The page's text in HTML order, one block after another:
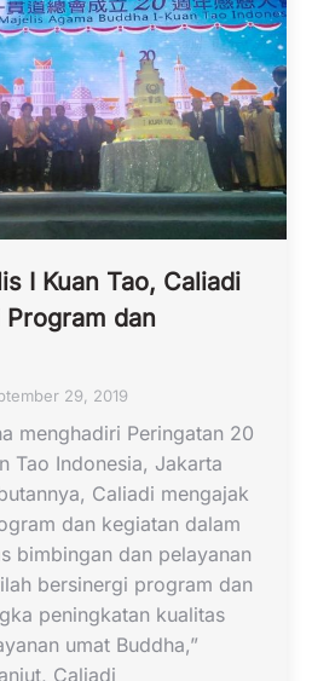
I Kuan Tao, Caliadi
dan
29, 2019
menghadiri Peringatan 20
Tao Indonesia, Jakarta
Caliadi mengajak
dan kegiatan dalam
bimbingan dan pelayanan
bersinergi program dan
peningkatan kualitas
umat Buddha,”
Caliadi